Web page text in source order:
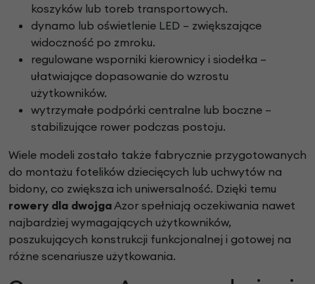
koszyków lub toreb transportowych.
dynamo lub oświetlenie LED – zwiększające
widoczność po zmroku.
regulowane wsporniki kierownicy i siodełka –
ułatwiające dopasowanie do wzrostu
użytkowników.
wytrzymałe podpórki centralne lub boczne –
stabilizujące rower podczas postoju.
Wiele modeli zostało także fabrycznie przygotowanych
do montażu fotelików dziecięcych lub uchwytów na
bidony, co zwiększa ich uniwersalność. Dzięki temu
rowery dla dwojgaAzor spełniają oczekiwania nawet
najbardziej wymagających użytkowników,
poszukujących konstrukcji funkcjonalnej i gotowej na
różne scenariusze użytkowania.